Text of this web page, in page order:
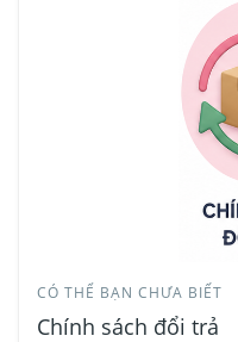
CÓ THỂ BẠN CHƯA BIẾT
Chính sách đổi trả